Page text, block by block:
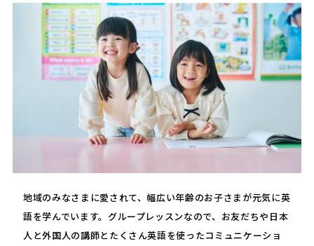
地域のみなさまに愛されて、幅広い年齢のお子さまが元気に英
語を学んでいます。グループレッスンなので、お友だちや日本
人と外国人の講師とたくさん英語を使ったコミュニケーショ